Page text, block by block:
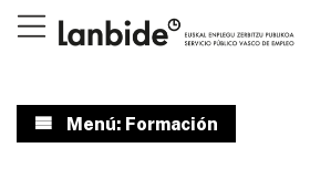
Menú: Formación